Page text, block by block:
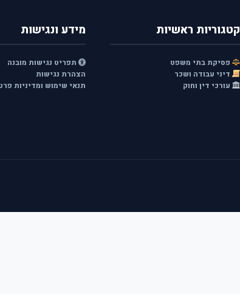
קטגוריות ראשיות
פסיקת בתי משפט
דיני עבודה ושכר
עורכי דין וחוק
מידע ונגישות
תפריט נגישות מובנה
הצהרת נגישות
תנאי שימוש ומדיניות